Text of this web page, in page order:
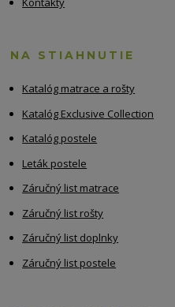
NA STIAHNUTIE
Katalóg matrace a rošty
Katalóg Exclusive Collection
Katalóg postele
Leták postele
Záručný list matrace
Záručný list rošty
Záručný list doplnky
Záručný list postele